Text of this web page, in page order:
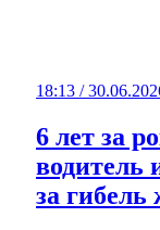
18:13 /
6 лет за
водитель
за